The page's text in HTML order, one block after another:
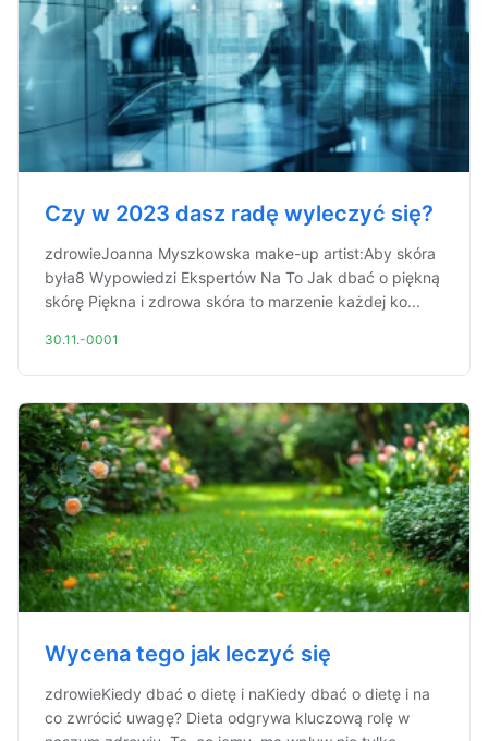
Czy w 2023 dasz radę wyleczyć się?
zdrowieJoanna Myszkowska make-up artist:Aby skóra
była8 Wypowiedzi Ekspertów Na To Jak dbać o piękną
skórę Piękna i zdrowa skóra to marzenie każdej ko...
30.11.-0001
Wycena tego jak leczyć się
zdrowieKiedy dbać o dietę i naKiedy dbać o dietę i na
co zwrócić uwagę? Dieta odgrywa kluczową rolę w